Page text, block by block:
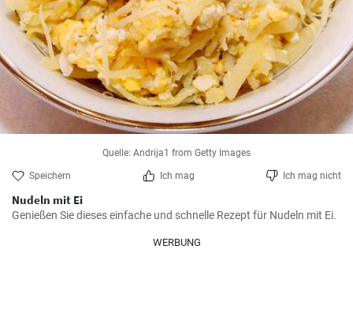
Quelle: Andrija1 from Getty Images
Speichern Ich mag Ich mag nicht
Nudeln mit Ei
Genießen Sie dieses einfache und schnelle Rezept für Nudeln mit Ei.
WERBUNG